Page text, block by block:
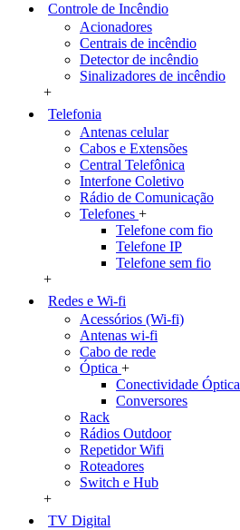
Controle de Incêndio
Acionadores
Centrais de incêndio
Detector de incêndio
Sinalizadores de incêndio
+
Telefonia
Antenas celular
Cabos e Extensões
Central Telefônica
Interfone Coletivo
Rádio de Comunicação
Telefones +
Telefone com fio
Telefone IP
Telefone sem fio
+
Redes e Wi-fi
Acessórios (Wi-fi)
Antenas wi-fi
Cabo de rede
Óptica +
Conectividade Óptica
Conversores
Rack
Rádios Outdoor
Repetidor Wifi
Roteadores
Switch e Hub
+
TV Digital